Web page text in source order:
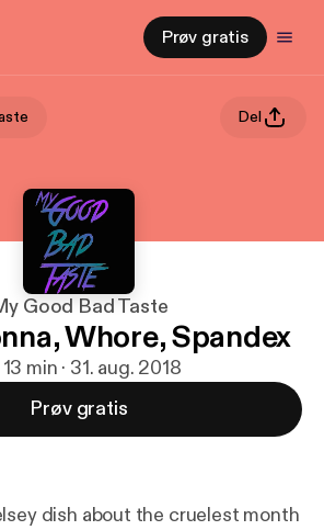
Prøv gratis
Del
Good Bad Taste
Whore, Spandex
13 min · 31. aug. 2018
Prøv gratis
dish about the cruelest month